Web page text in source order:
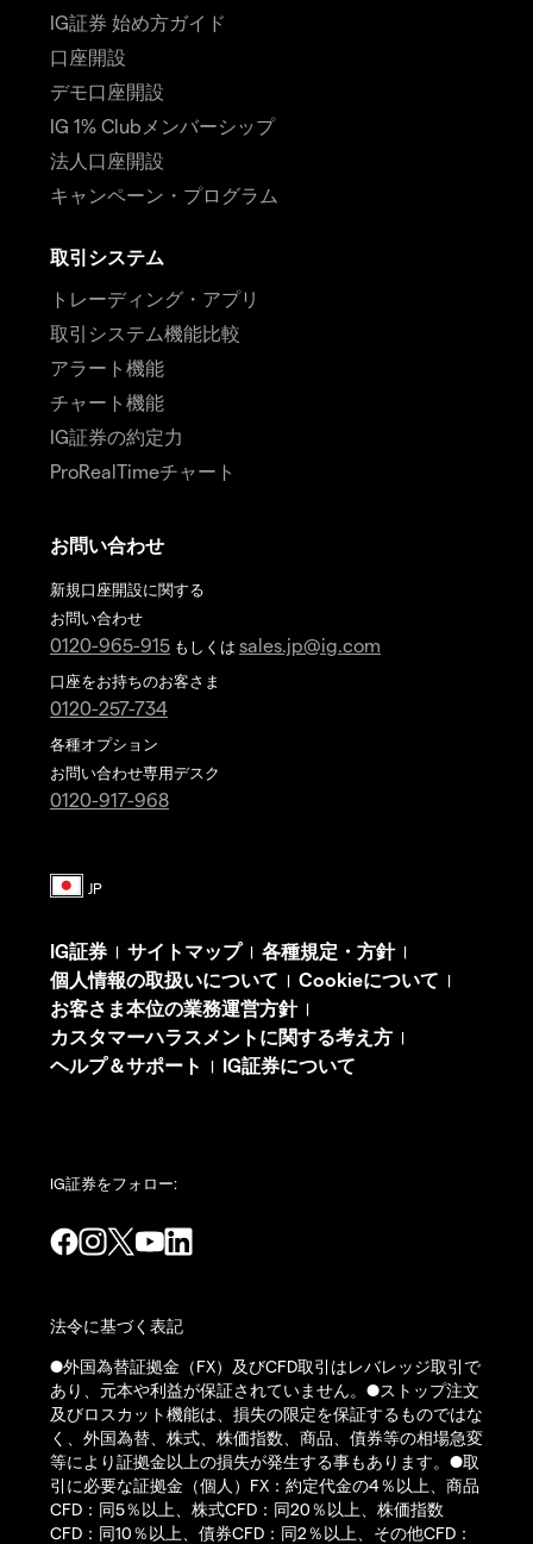
IG証券 始め方ガイド
口座開設
デモ口座開設
IG 1% Clubメンバーシップ
法人口座開設
キャンペーン・プログラム
取引システム
トレーディング・アプリ
取引システム機能比較
アラート機能
チャート機能
IG証券の約定力
ProRealTimeチャート
お問い合わせ
新規口座開設に関する
お問い合わせ
0120-965-915 もしくは sales.jp@ig.com
口座をお持ちのお客さま
0120-257-734
各種オプション
お問い合わせ専用デスク
0120-917-968
IG証券 | サイトマップ| 各種規定・方針|
個人情報の取扱いについて | Cookieについて |
お客さま本位の業務運営方針|
カスタマーハラスメントに関する考え方 |
ヘルプ＆サポート | IG証券について
IG証券をフォロー:
法令に基づく表記
●外国為替証拠金（FX）及びCFD取引はレバレッジ取引で
あり、元本や利益が保証されていません。●ストップ注文
及びロスカット機能は、損失の限定を保証するものではな
く、外国為替、株式、株価指数、商品、債券等の相場急変
等により証拠金以上の損失が発生する事もあります。●取
引に必要な証拠金（個人）FX：約定代金の4％以上、商品
CFD：同5％以上、株式CFD：同20％以上、株価指数
CFD：同10％以上、債券CFD：同2％以上、その他CFD：